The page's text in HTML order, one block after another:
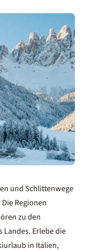
und Schlittenwege
Regionen
zu den
Erlebe die
in Italien,